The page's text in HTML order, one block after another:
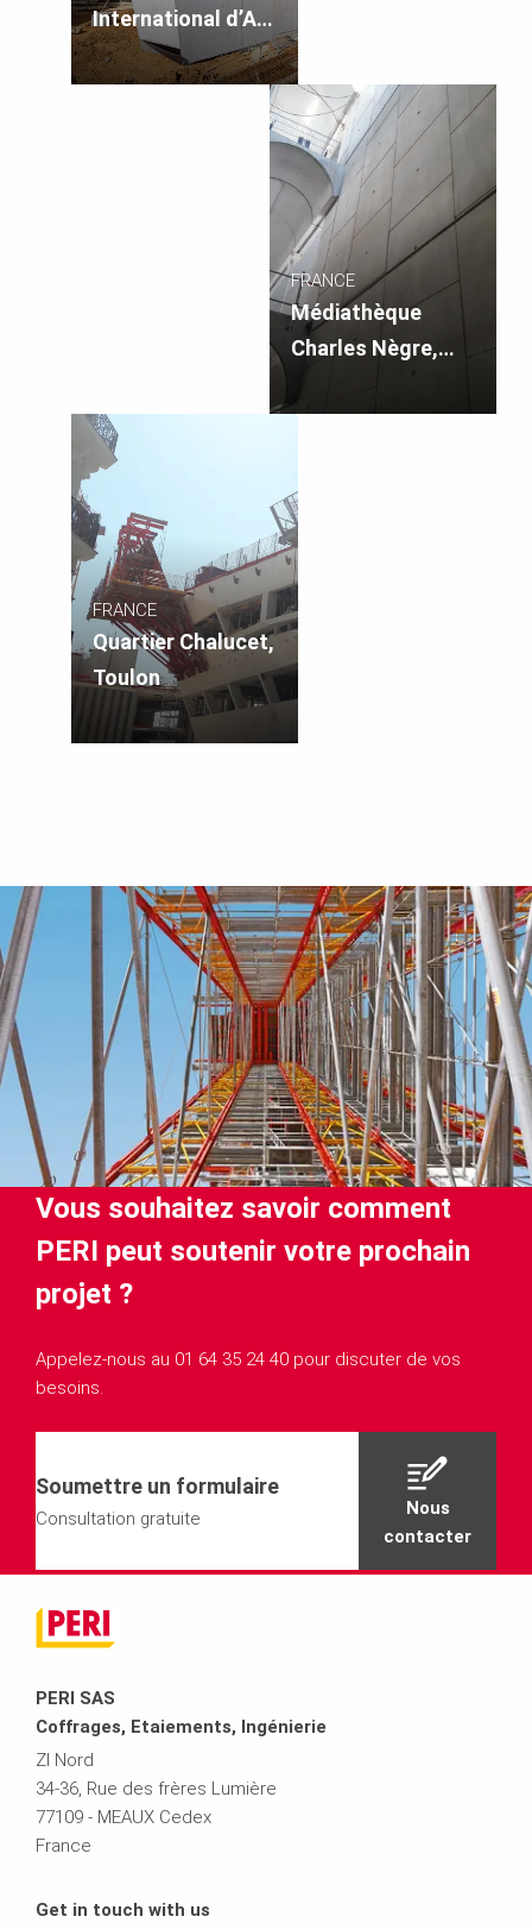
International d’Art
Pariétal – Lascaux
IV, France
FRANCE
Médiathèque
Charles Nègre,
FRANCE
Quartier Chalucet,
Toulon
Vous souhaitez savoir comment
PERI peut soutenir votre prochain
projet ?
Appelez-nous au 01 64 35 24 40 pour discuter de vos
besoins.
Soumettre un formulaire
Consultation gratuite
Nous
contacter
PERI SAS
Coffrages, Etaiements, Ingénierie
ZI Nord
34-36, Rue des frères Lumière
77109 - MEAUX Cedex
France
Get in touch with us